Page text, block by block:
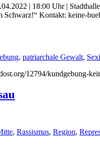
| 18:00 Uhr |
Schwarz!“ Kontakt: keine-
, patriarchale Gewalt,
12794/kundgebung-
, Rassismus, Region,